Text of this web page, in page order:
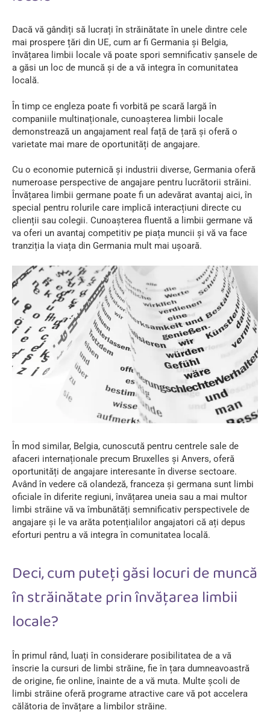
Dacă vă gândiți să lucrați în străinătate în unele dintre cele
mai prospere țări din UE, cum ar fi Germania și Belgia,
învățarea limbii locale vă poate spori semnificativ șansele de
a găsi un loc de muncă și de a vă integra în comunitatea
locală.
În timp ce engleza poate fi vorbită pe scară largă în
companiile multinaționale, cunoașterea limbii locale
demonstrează un angajament real față de țară și oferă o
varietate mai mare de oportunități de angajare.
Cu o economie puternică și industrii diverse, Germania oferă
numeroase perspective de angajare pentru lucrătorii străini.
Învățarea limbii germane poate fi un adevărat avantaj aici, în
special pentru rolurile care implică interacțiuni directe cu
clienții sau colegii. Cunoașterea fluentă a limbii germane vă
va oferi un avantaj competitiv pe piața muncii și vă va face
tranziția la viața din Germania mult mai ușoară.
În mod similar, Belgia, cunoscută pentru centrele sale de
afaceri internaționale precum Bruxelles și Anvers, oferă
oportunități de angajare interesante în diverse sectoare.
Având în vedere că olandeză, franceza și germana sunt limbi
oficiale în diferite regiuni, învățarea uneia sau a mai multor
limbi străine vă va îmbunătăți semnificativ perspectivele de
angajare și le va arăta potențialilor angajatori că ați depus
eforturi pentru a vă integra în comunitatea locală.
Deci, cum puteți găsi locuri de muncă
în străinătate prin învățarea limbii
locale?
În primul rând, luați în considerare posibilitatea de a vă
înscrie la cursuri de limbi străine, fie în țara dumneavoastră
de origine, fie online, înainte de a vă muta. Multe școli de
limbi străine oferă programe atractive care vă pot accelera
călătoria de învățare a limbilor străine.